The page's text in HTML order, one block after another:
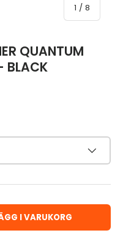
1 / av
8
QUANTUM
BLACK
I VARUKORG